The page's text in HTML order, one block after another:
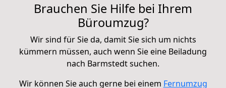
Brauchen Sie Hilfe bei Ihrem
Büroumzug?
Wir sind für Sie da, damit Sie sich um nichts
kümmern müssen, auch wenn Sie eine Beiladung
nach Barmstedt suchen.
Wir können Sie auch gerne bei einem Fernumzug